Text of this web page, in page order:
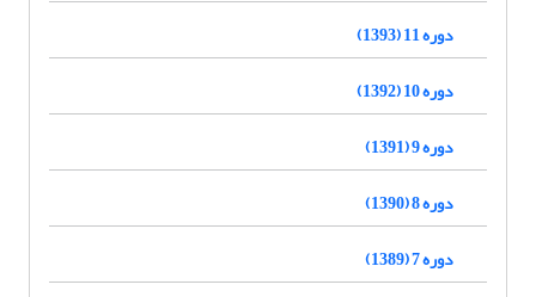
دوره 11 (1393)
دوره 10 (1392)
دوره 9 (1391)
دوره 8 (1390)
دوره 7 (1389)